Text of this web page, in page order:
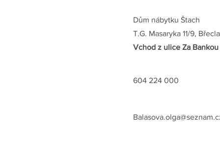
Dům nábytku Štach
T.G. Masaryka 11/9,
Vchod z ulice Za Bankou
604 224 000